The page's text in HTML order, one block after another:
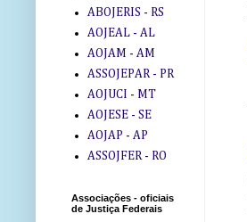
ABOJERIS - RS
AOJEAL - AL
AOJAM - AM
ASSOJEPAR - PR
AOJUCI - MT
AOJESE - SE
AOJAP - AP
ASSOJFER - RO
Associações - oficiais
de Justiça Federais